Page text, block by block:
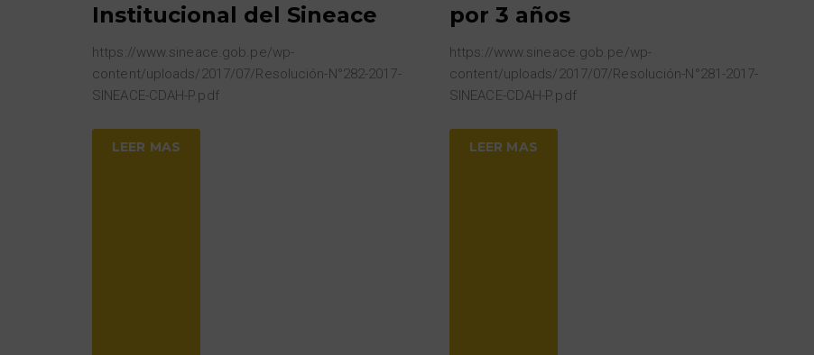
Institucional del Sineace
https://www.sineace.gob.pe/wp-
content/uploads/2017/07/Resolución-N°282-2017-
SINEACE-CDAH-P.pdf
LEER MAS
por 3 años
https://www.sineace.gob.pe/wp-
content/uploads/2017/07/Resolución-N°281-2017-
SINEACE-CDAH-P.pdf
LEER MAS